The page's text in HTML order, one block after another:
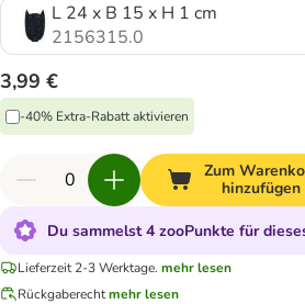
L 24 x B 15 x H 1 cm
2156315.0
3,99 €
-40% Extra-Rabatt aktivieren
Zum
hinzufügen
Du sammelst 4 zooPunkte für
Lieferzeit 2-3 Werktage. mehr lesen
Rückgaberechtmehr lesen